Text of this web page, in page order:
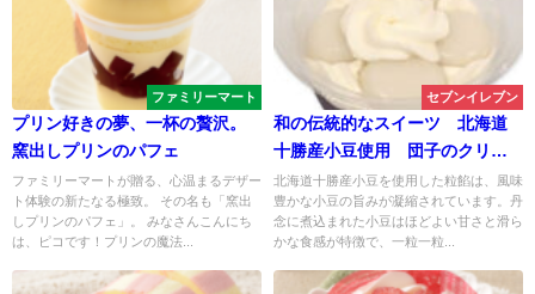
ファミリーマート
プリン好きの夢、一杯の贅沢。
窯出しプリンのパフェ
ファミリーマートが贈る、心温まるデザー
ト体験の新たなる極致。 その名も「窯出
しプリンのパフェ」。 みなさんこんにち
は、ピコです！プリンの魔法...
セブンイレブン
和の伝統的なスイーツ 北海道
十勝産小豆使用 団子のクリー
ムぜんざい
北海道十勝産小豆を使用した粒餡は、風味
豊かな小豆の旨みが凝縮されています。丹
念に煮込まれた小豆はほどよい甘さと滑ら
かな食感が特徴で、一粒一粒...